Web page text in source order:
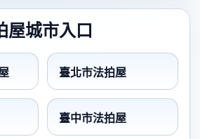
屋城市入口
臺北市法拍屋
臺中市法拍屋